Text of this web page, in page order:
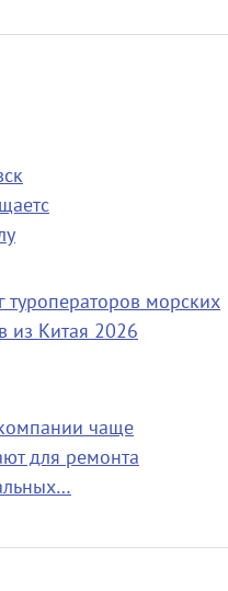
туроператоров морских
из Китая 2026
чаще
для ремонта